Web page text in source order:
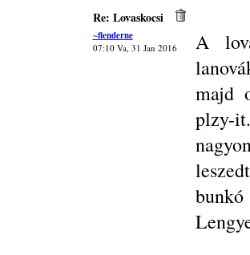
Re: Lovaskocsi
~flenderne
07:10 Va, 31 Jan 2016
A
majd
plzy-